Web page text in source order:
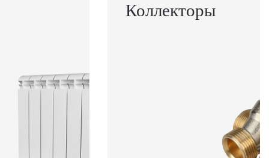
Коллекторы